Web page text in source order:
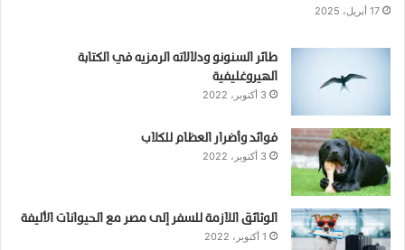
17 أبريل، 2025
طائر السنونو ودلالاته الرمزيه في الكتابة
الهيروغليفية
3 أكتوبر، 2022
فوائد وأضرار العظام للكلاب
3 أكتوبر، 2022
الوثائق اللازمة للسفر إلى مصر مع الحيوانات الأليفة
1 أكتوبر، 2022